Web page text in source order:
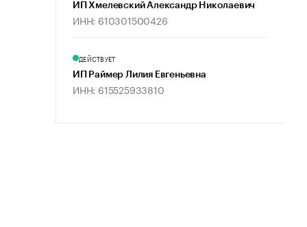
ИП Хмелевский Александр Николаевич
ИНН: 610301500426
ДЕЙСТВУЕТ
ИП Раймер Лилия Евгеньевна
ИНН: 615525933810